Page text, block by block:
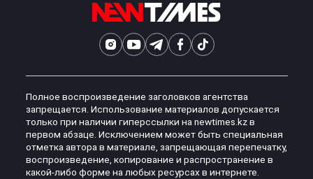
Полное воспроизведение заголовков агентства
запрещается. Использование материалов допускается
только при наличии гиперссылки на newtimes.kz в
первом абзаце. Исключением может быть специальная
отметка автора в материале, запрещающая перепечатку,
воспроизведение, копирование и распространение в
какой-либо форме на любых ресурсах в интернете.